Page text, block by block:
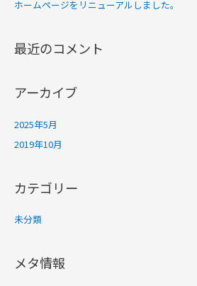
ホームページをリニューアルしました。
最近のコメント
アーカイブ
2025年5月
2019年10月
カテゴリー
未分類
メタ情報